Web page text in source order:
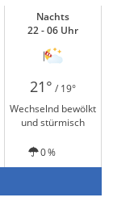
Nachts
22 - 06 Uhr
21° / 19°
Wechselnd bewölkt
und stürmisch
0 %